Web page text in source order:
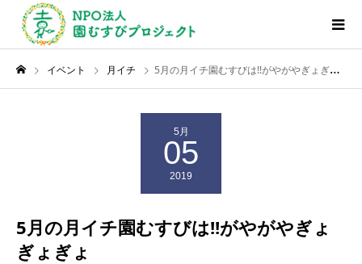
イベント 月イチ 5月の月イチ園むすびは!!がやがやぎょぎょぎょ
5月
05
2019
5月の月イチ園むすびは!!がやがやぎょ
ぎょぎょ